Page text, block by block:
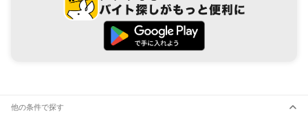
他の条件で探す